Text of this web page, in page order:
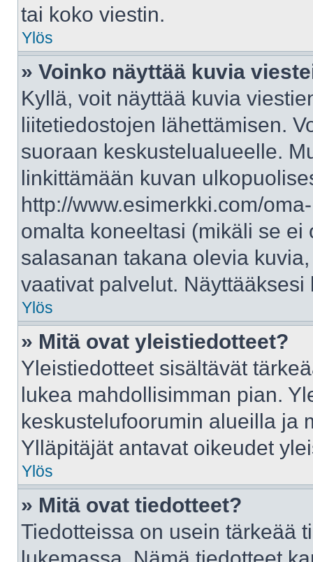
tai koko viestin.
Ylös
» Voinko näyttää kuvia
Kyllä, voit näyttää kuvia
liitetiedostojen lähettämisen.
suoraan keskustelualueelle.
linkittämään kuvan
http://www.esimerkki.com/
omalta koneeltasi (mikäli se
salasanan takana olevia
vaativat palvelut.
Ylös
» Mitä ovat yleistiedotteet?
Yleistiedotteet sisältävät
lukea mahdollisimman pian.
keskustelufoorumin alueilla ja
Ylläpitäjät antavat oikeudet
Ylös
» Mitä ovat tiedotteet?
Tiedotteissa on usein tärkeää